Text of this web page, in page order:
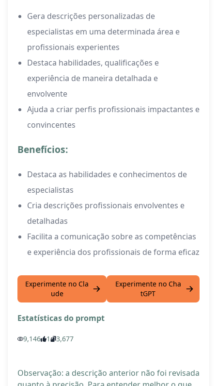
Gera descrições personalizadas de
especialistas em uma determinada área e
profissionais experientes
Destaca habilidades, qualificações e
experiência de maneira detalhada e
envolvente
Ajuda a criar perfis profissionais impactantes e
convincentes
Benefícios:
Destaca as habilidades e conhecimentos de
especialistas
Cria descrições profissionais envolventes e
detalhadas
Facilita a comunicação sobre as competências
e experiência dos profissionais de forma eficaz
Experimente no Cla
ude
Experimente no Cha
tGPT
Estatísticas do prompt
9,146 1 3,677
Observação: a descrição anterior não foi revisada